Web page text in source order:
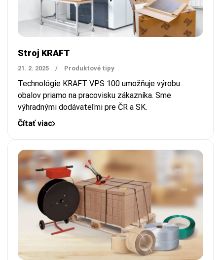
Stroj KRAFT
21. 2. 2025 / Produktové tipy
Technológie KRAFT VPS 100 umožňuje výrobu
obalov priamo na pracovisku zákazníka. Sme
výhradnými dodávateľmi pre ČR a SK.
Čítať viac